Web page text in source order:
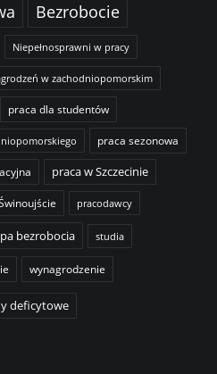
Bezrobocie
Niepełnosprawni w pracy
w zachodniopomorskim
praca dla studentów
praca sezonowa
praca w Szczecinie
pracodawcy
bezrobocia studia
wynagrodzenie
deficytowe